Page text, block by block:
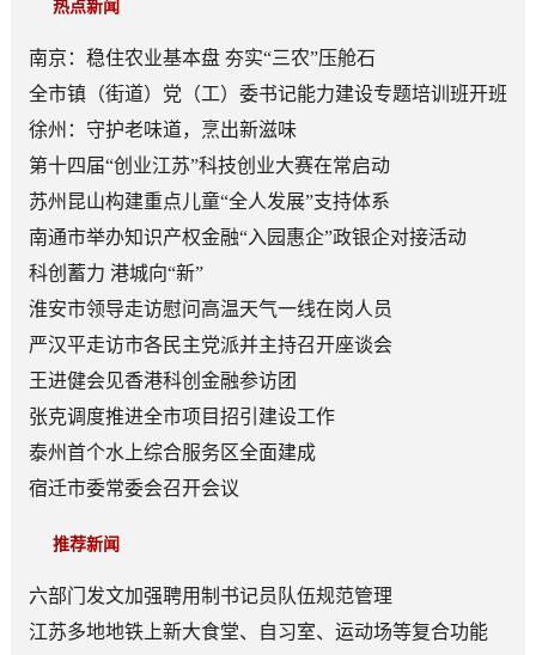
热点新闻
南京：稳住农业基本盘 夯实“三农”压舱石
全市镇（街道）党（工）委书记能力建设专题培训班开班
徐州：守护老味道，烹出新滋味
第十四届“创业江苏”科技创业大赛在常启动
苏州昆山构建重点儿童“全人发展”支持体系
南通市举办知识产权金融“入园惠企”政银企对接活动
科创蓄力 港城向“新”
淮安市领导走访慰问高温天气一线在岗人员
严汉平走访市各民主党派并主持召开座谈会
王进健会见香港科创金融参访团
张克调度推进全市项目招引建设工作
泰州首个水上综合服务区全面建成
宿迁市委常委会召开会议
推荐新闻
六部门发文加强聘用制书记员队伍规范管理
江苏多地地铁上新大食堂、自习室、运动场等复合功能